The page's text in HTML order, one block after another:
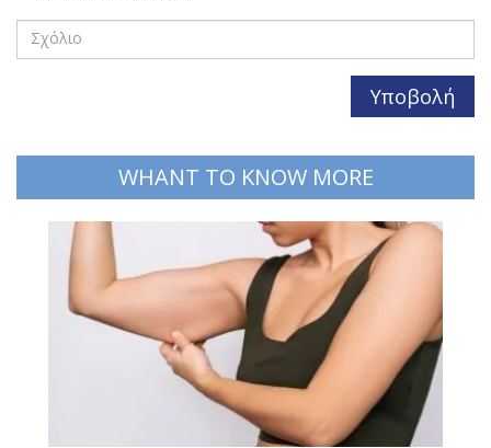
WHANT TO KNOW MORE